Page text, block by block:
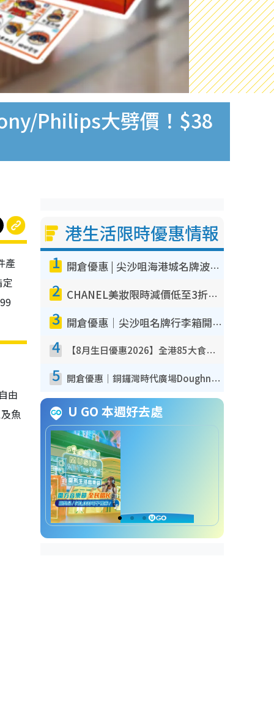
Philips大劈價！$38
產
由
魚
港生活限時優惠情報
1 開倉優惠 | 尖沙咀海港城名牌波鞋開倉低至1折！On鞋$899起／Joy&Peace鞋履$98起
2 CHANEL美妝限時減價低至3折！人氣粉底/唇膏/精華液低至$275！COCO香水都有平
3 開倉優惠｜尖沙咀名牌行李箱開倉低至4折！一連5日 American Tourister/ace./Hallmark $200起！
4 【8月生日優惠2026】全港85大食買玩著數攻略 自助餐/火鍋放題同行免費＋誠品/DONKI送現金券
5 開倉優惠｜銅鑼灣時代廣場Doughnut/Campo Marzio開倉低至1折！背囊、書包、手袋劈價$200起
U GO 本週好去處